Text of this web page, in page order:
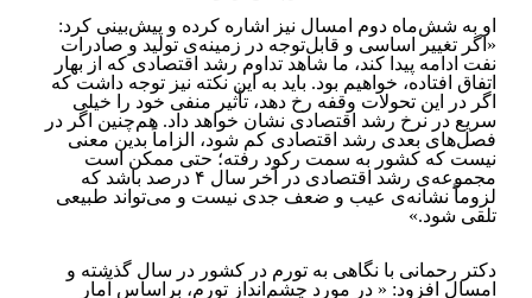
او به شش‌ماه دوم امسال نیز اشاره کرده و پیش‌بینی کرد:
«اگر تغییر اساسی و قابل‌توجه در زمینه‌ی تولید و صادرات
نفت ادامه پیدا کند، ما شاهد تداوم رشد اقتصادی که از بهار
اتفاق افتاده، خواهیم بود. باید به این نکته نیز توجه داشت که
اگر در این تحولات وقفه رخ دهد، تأثیر منفی خود را خیلی
سریع در نرخ رشد اقتصادی نشان خواهد داد. هم‌چنین اگر در
فصل‌های بعدی رشد اقتصادی کم شود، الزاماً بدین معنی
نیست که کشور به سمت رکود رفته؛ حتی ممکن است
مجموعه‌ی رشد اقتصادی در آخر سال ۴ درصد باشد که
لزوماً نشانه‌ی عیب و ضعف جدی نیست و می‌تواند طبیعی
تلقی شود.»
دکتر رحمانی با نگاهی به تورم در کشور در سال گذشته و
امسال افزود: « در مورد چشم‌انداز تورم، براساس آمار